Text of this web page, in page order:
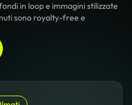
in loop e immagini stilizzate
sono royalty-free e